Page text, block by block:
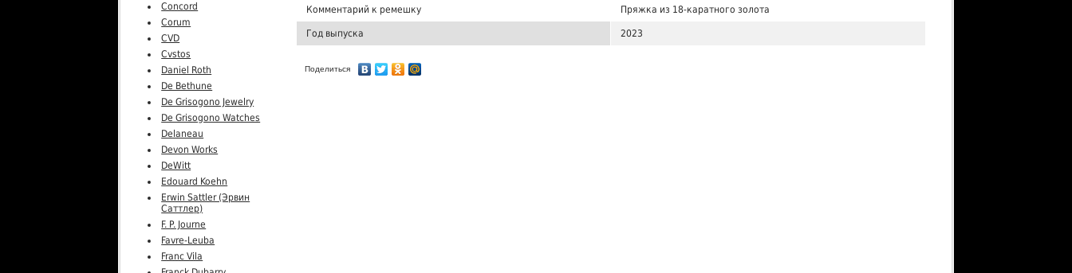
Concord
Corum
CVD
Cvstos
Daniel Roth
De Bethune
De Grisogono Jewelry
De Grisogono Watches
Delaneau
Devon Works
DeWitt
Edouard Koehn
Erwin Sattler (Эрвин
Саттлер)
F. P. Journe
Favre-Leuba
Franc Vila
Комментарий к ремешку Пряжка из 18-каратного золота
Год выпуска 2023
Поделиться